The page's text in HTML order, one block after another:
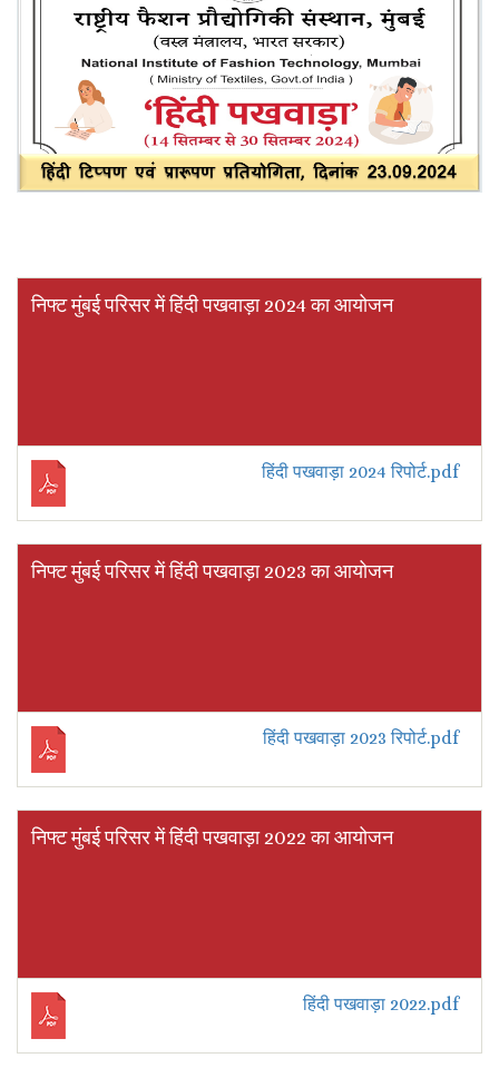
निफ्ट मुंबई परिसर में हिंदी पखवाड़ा 2024 का आयोजन
हिंदी पखवाड़ा 2024 रिपोर्ट.pdf
निफ्ट मुंबई परिसर में हिंदी पखवाड़ा 2023 का आयोजन
हिंदी पखवाड़ा 2023 रिपोर्ट.pdf
निफ्ट मुंबई परिसर में हिंदी पखवाड़ा 2022 का आयोजन
हिंदी पखवाड़ा 2022.pdf